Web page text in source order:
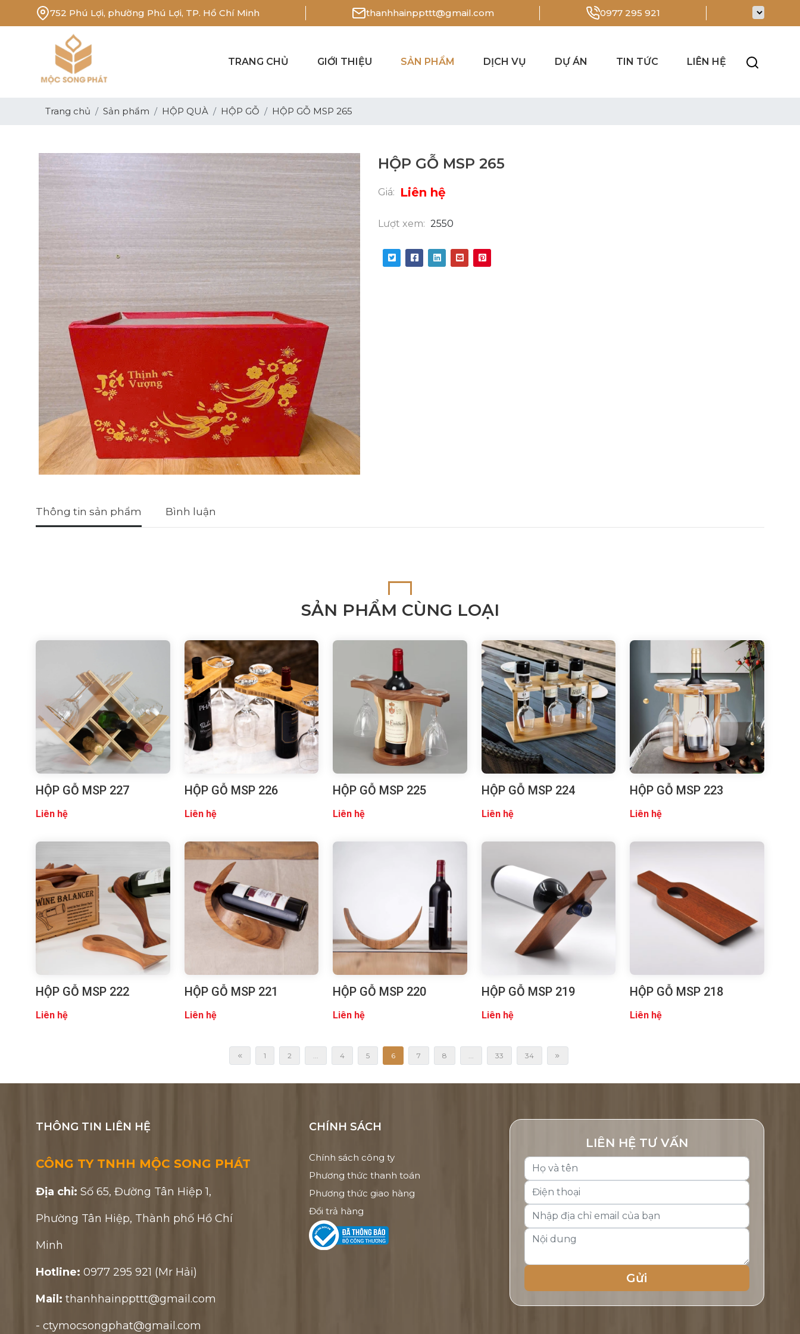
752 Phú Lợi, phường Phú Lợi, TP. Hồ Chí Minh thanhhainppttt@gmail.com 0977 295 921
TRANG CHỦ GIỚI THIỆU SẢN PHẨM DỊCH VỤ DỰ ÁN TIN TỨC LIÊN HỆ
Trang chủ Sản phẩm HỘP QUÀ HỘP GỖ HỘP GỖ MSP 265
HỘP GỖ MSP 265
Giá: Liên hệ
Lượt xem: 2550
Thông tin sản phẩm Bình luận
SẢN PHẨM CÙNG LOẠI
HỘP GỖ MSP 227
Liên hệ
HỘP GỖ MSP 226
Liên hệ
HỘP GỖ MSP 225
Liên hệ
HỘP GỖ MSP 224
Liên hệ
HỘP GỖ MSP 223
Liên hệ
HỘP GỖ MSP 222
Liên hệ
HỘP GỖ MSP 221
Liên hệ
HỘP GỖ MSP 220
Liên hệ
HỘP GỖ MSP 219
Liên hệ
HỘP GỖ MSP 218
Liên hệ
1 2 4 5 6 7 8 33 34
THÔNG TIN LIÊN HỆ
CÔNG TY TNHH MỘC SONG PHÁT
Địa chỉ: Số 65, Đường Tân Hiệp 1,
Phường Tân Hiệp, Thành phố Hồ Chí
Minh
Hotline: 0977 295 921 (Mr Hải)
Mail: thanhhainppttt@gmail.com
- ctymocsongphat@gmail.com
CHÍNH SÁCH
Chính sách công ty
Phương thức thanh toán
Phương thức giao hàng
Đổi trả hàng
LIÊN HỆ TƯ VẤN